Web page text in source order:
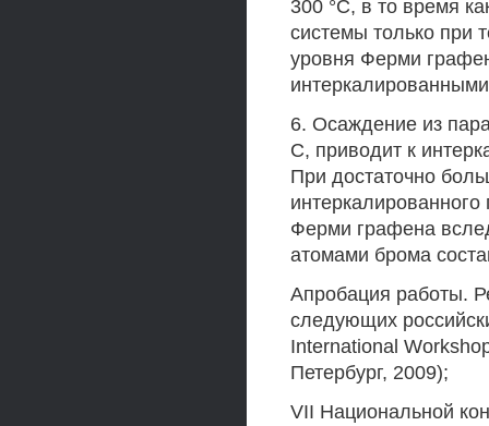
300 °С, в то время
системы только при
уровня Ферми
6. Осаждение из
С, приводит к
При достаточно
Ферми графена
атомами брома
Апробация работы.
следующих
International
Петербург, 2009);
VII Национальной